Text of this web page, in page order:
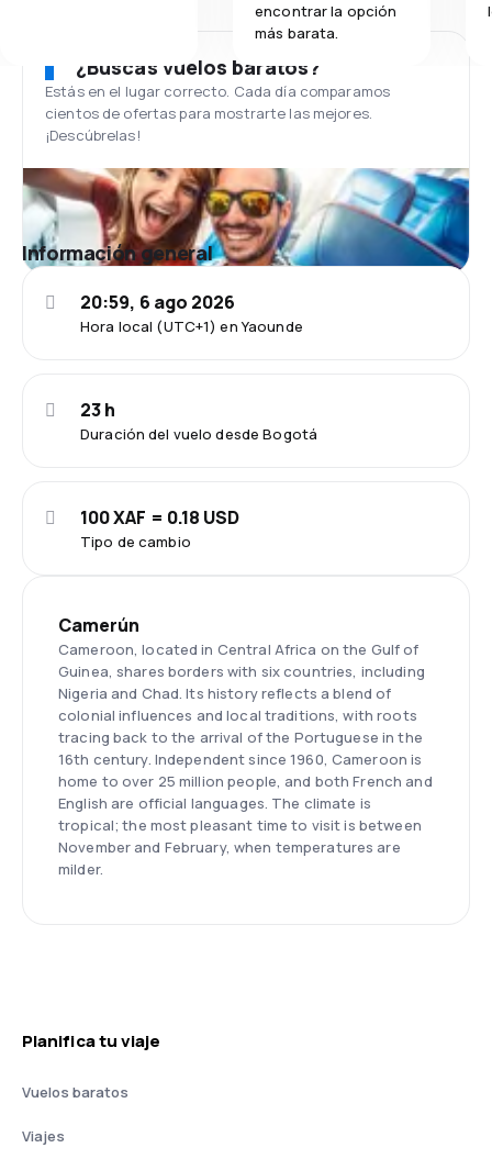
encontrar la opción
más barata.
¿Buscas vuelos baratos?
Estás en el lugar correcto. Cada día comparamos
cientos de ofertas para mostrarte las mejores.
¡Descúbrelas!
Información general
Hora local (UTC+1) en Yaounde
20:59, 6 ago 2026
Duración del vuelo desde Bogotá
23 h
Tipo de cambio
100 XAF = 0.18 USD
Camerún
Cameroon, located in Central Africa on the Gulf of
Guinea, shares borders with six countries, including
Nigeria and Chad. Its history reflects a blend of
colonial influences and local traditions, with roots
tracing back to the arrival of the Portuguese in the
16th century. Independent since 1960, Cameroon is
home to over 25 million people, and both French and
English are official languages. The climate is
tropical; the most pleasant time to visit is between
November and February, when temperatures are
milder.
Planifica tu viaje
Vuelos baratos
Viajes